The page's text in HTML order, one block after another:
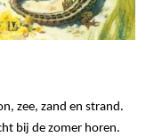
zee, zand en strand.
bij de zomer horen.